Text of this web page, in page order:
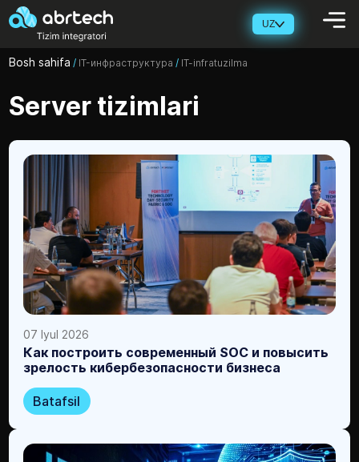
UZ
Bosh sahifa / IT-инфраструктура / IT-infratuzilma
Server tizimlari
07 Iyul 2026
Как построить современный SOC и повысить
зрелость кибербезопасности бизнеса
Batafsil